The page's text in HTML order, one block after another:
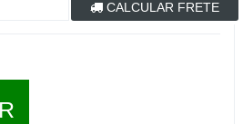
CALCULAR FRETE